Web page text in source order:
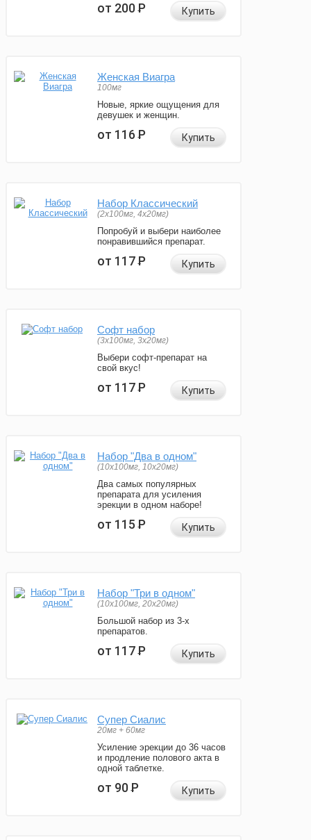
от 200Р Купить
Женская Виагра
100мг
Новые, яркие ощущения для
девушек и женщин.
от 116Р Купить
Набор Классический
(2x100мг, 4x20мг)
Попробуй и выбери наиболее
понравившийся препарат.
от 117Р Купить
Софт набор
(3x100мг, 3x20мг)
Выбери софт-препарат на
свой вкус!
от 117Р Купить
Набор "Два в одном"
(10x100мг, 10x20мг)
Два самых популярных
препарата для усиления
эрекции в одном наборе!
от 115Р Купить
Набор "Три в одном"
(10x100мг, 20x20мг)
Большой набор из 3-х
препаратов.
от 117Р Купить
Супер Сиалис
20мг + 60мг
Усиление эрекции до 36 часов
и продление полового акта в
одной таблетке.
от 90Р Купить